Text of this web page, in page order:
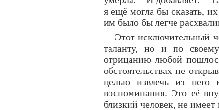
я ещё могла бы оказать,
им было бы легче
Этот исключительный
таланту, но и по
отрицанию любой
обстоятельствах не
целью извлечь из него
воспоминания. Это её
близкий человек, не имеет